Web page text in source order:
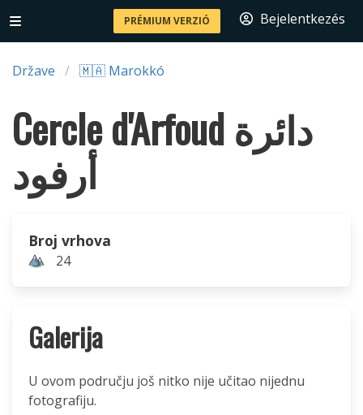
PRÉMIUM VERZIÓ Bejelentkezés
Države 🇲🇦 Marokkó
Cercle d'Arfoud دائرة
أرفود
Broj vrhova
24
Galerija
U ovom području još nitko nije učitao nijednu
fotografiju.